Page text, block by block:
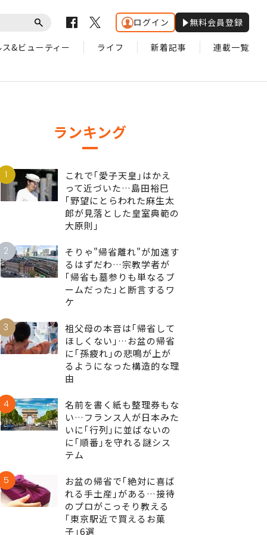
ログイン 無料会員登録
ス&ビューティー ライフ 新着記事 連載一覧
ランキング
1
これで｢愛子天皇｣はかえ
って近づいた…島田裕巳
｢野望にとらわれた麻生太
郎が見落とした皇室典範の
大原則｣
2
そりゃ"帰省離れ"が加速す
るはずだわ…宗教学者が
｢帰省も墓参りも単なるブ
ームだった｣と断言するワ
ケ
3
祖父母の本音は｢帰省して
ほしくない｣…お盆の帰省
に｢孫疲れ｣の悲鳴が上が
るようになった構造的な理
由
4
名前を書く紙も整理券もな
い…フランス人が日本みた
いに｢行列｣に並ばないの
に｢順番｣を守れる謎シス
テム
5
お盆の帰省で｢絶対に喜ば
れる手土産｣がある…接待
のプロがこっそり教える
｢東京駅近で買えるお菓
子｣6選